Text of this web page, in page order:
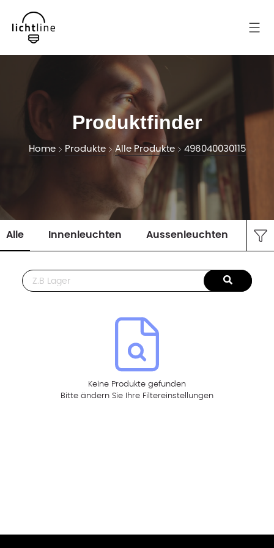
Produktfinder
Home Produkte Alle Produkte 496040030115
Alle Innenleuchten Aussenleuchten
This is a search field with an auto-suggest feature attached.
Keine Produkte gefunden
Bitte ändern Sie Ihre Filtereinstellungen